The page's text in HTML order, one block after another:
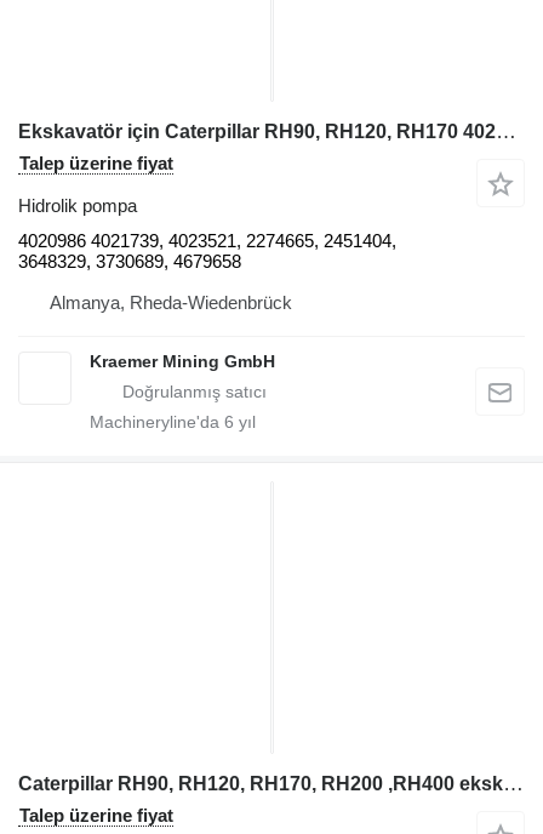
Ekskavatör için Caterpillar RH90, RH120, RH170 4020986 hidrolik pompa
Talep üzerine fiyat
Hidrolik pompa
4020986 4021739, 4023521, 2274665, 2451404,
3648329, 3730689, 4679658
Almanya, Rheda-Wiedenbrück
Kraemer Mining GmbH
Machineryline'da 6 yıl
Caterpillar RH90, RH120, RH170, RH200 ,RH400 ekskavatör için 4025006 hidrolik pompa
Talep üzerine fiyat